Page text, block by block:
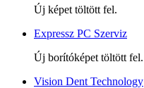
Új képet töltött fel.
Expressz PC Szerviz
Új borítóképet töltött fel.
Vision Dent Technology